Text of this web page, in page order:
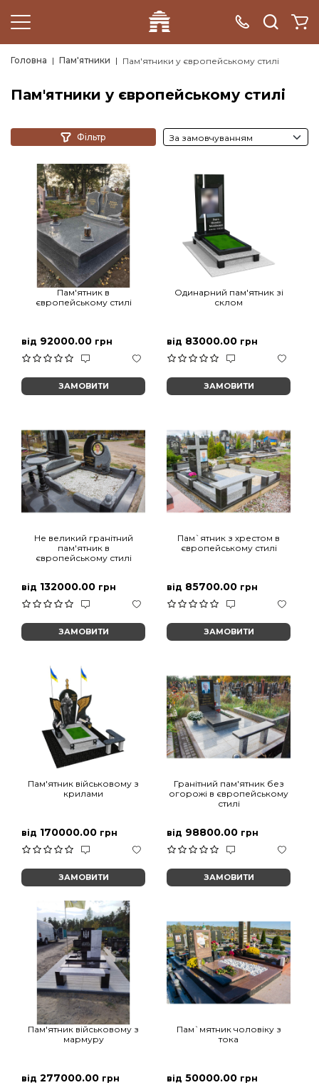
Головна Пам'ятники Пам'ятники у європейському стилі
Пам'ятники у європейському стилі
Фільтр
Пам'ятник в
європейському стилі
від 92000.00 грн
ЗАМОВИТИ
Одинарний пам'ятник зі
склом
від 83000.00 грн
ЗАМОВИТИ
Не великий гранітний
пам'ятник в
європейському стилі
від 132000.00 грн
ЗАМОВИТИ
Пам`ятник з хрестом в
європейському стилі
від 85700.00 грн
ЗАМОВИТИ
Пам'ятник військовому з
крилами
від 170000.00 грн
ЗАМОВИТИ
Гранітний пам'ятник без
огорожі в європейському
стилі
від 98800.00 грн
ЗАМОВИТИ
Пам'ятник військовому з
мармуру
від 277000.00 грн
Пам`мятник чоловіку з
тока
від 50000.00 грн